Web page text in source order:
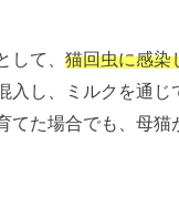
して、 猫回虫に感染
入し、ミルクを通
てた場合でも、母